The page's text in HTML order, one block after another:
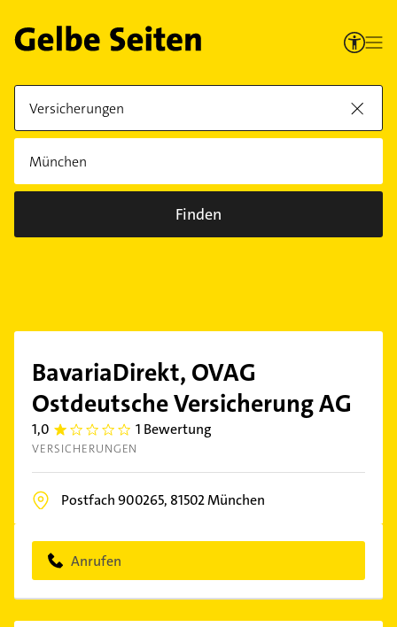
Finden
BavariaDirekt, OVAG
Ostdeutsche Versicherung AG
1,0 1.0 1 Bewertung
VERSICHERUNGEN
Postfach 900265, 81502München
Anrufen